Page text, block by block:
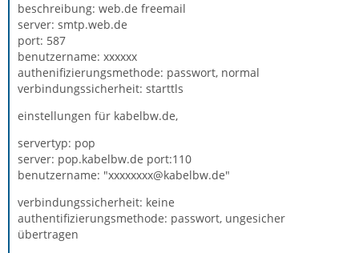
beschreibung: web.de freemail
server: smtp.web.de
port: 587
benutzername: xxxxxx
authenifizierungsmethode: passwort, normal
verbindungssicherheit: starttls
einstellungen für kabelbw.de,
servertyp: pop
server: pop.kabelbw.de port:110
benutzername: "xxxxxxxx@kabelbw.de"
verbindungssicherheit: keine
authentifizierungsmethode: passwort, ungesicher
übertragen